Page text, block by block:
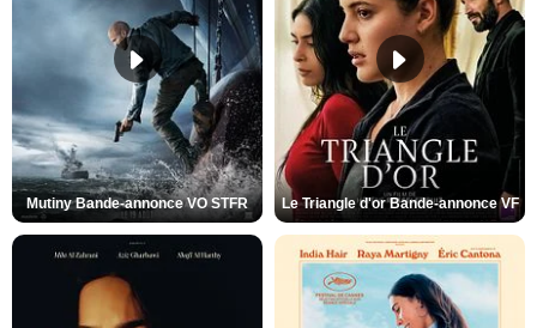
Mutiny Bande-annonce VO STFR Le Triangle d'or Bande-annonce VF